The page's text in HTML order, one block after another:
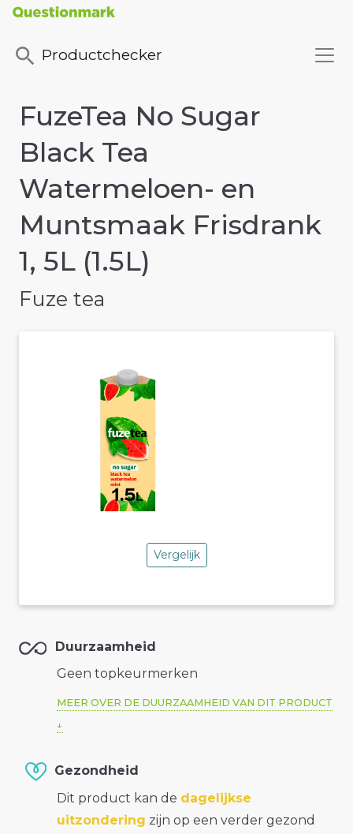
Productchecker
FuzeTea No Sugar
Black Tea
Watermeloen- en
Muntsmaak Frisdrank
1, 5L (1.5L)
Fuze tea
Vergelijk
Duurzaamheid
Geen topkeurmerken
MEER OVER DE DUURZAAMHEID VAN DIT PRODUCT
Gezondheid
Dit product kan de dagelijkse
uitzondering zijn op een verder gezond